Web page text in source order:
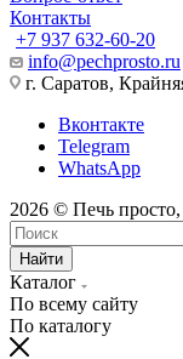
Вопрос-ответ
Контакты
+7 937 632-60-20
info@pechprosto.ru
Вконтакте
Telegram
2026 © Печь просто,
Найти
Каталог
По всему сайту
По каталогу